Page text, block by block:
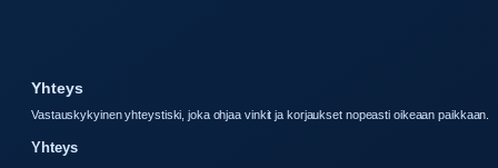
Yhteys
Vastauskykyinen yhteystiski, joka ohjaa vinkit ja korjaukset nopeasti oikeaan paikkaan.
Yhteys